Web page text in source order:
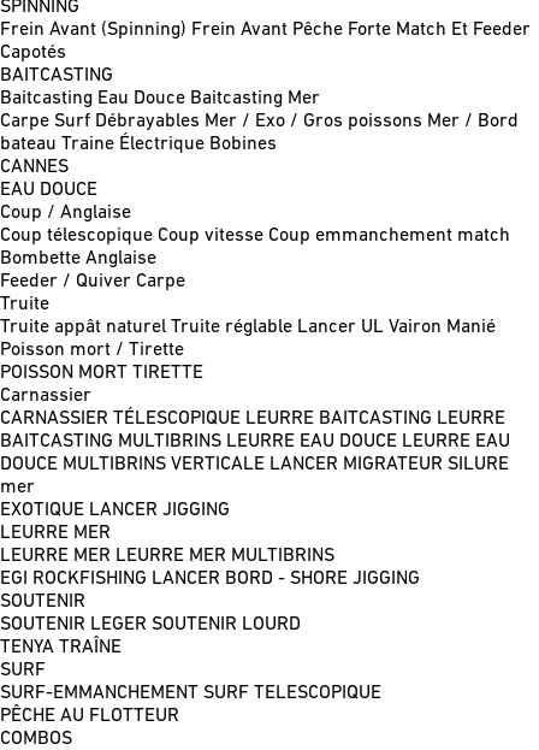
SPINNING
Frein Avant (Spinning) Frein Avant Pêche Forte Match Et Feeder
Capotés
BAITCASTING
Baitcasting Eau Douce Baitcasting Mer
Carpe Surf Débrayables Mer / Exo / Gros poissons Mer / Bord
bateau Traine Électrique Bobines
CANNES
EAU DOUCE
Coup / Anglaise
Coup télescopique Coup vitesse Coup emmanchement match
Bombette Anglaise
Feeder / Quiver Carpe
Truite
Truite appât naturel Truite réglable Lancer UL Vairon Manié
Poisson mort / Tirette
POISSON MORT TIRETTE
Carnassier
CARNASSIER TÉLESCOPIQUE LEURRE BAITCASTING LEURRE
BAITCASTING MULTIBRINS LEURRE EAU DOUCE LEURRE EAU
DOUCE MULTIBRINS VERTICALE LANCER MIGRATEUR SILURE
mer
EXOTIQUE LANCER JIGGING
LEURRE MER
LEURRE MER LEURRE MER MULTIBRINS
EGI
ROCKFISHING LANCER BORD - SHORE JIGGING
SOUTENIR
SOUTENIR LEGER SOUTENIR LOURD
TENYA TRAÎNE
SURF
SURF-EMMANCHEMENT SURF TELESCOPIQUE
PÊCHE AU FLOTTEUR
COMBOS